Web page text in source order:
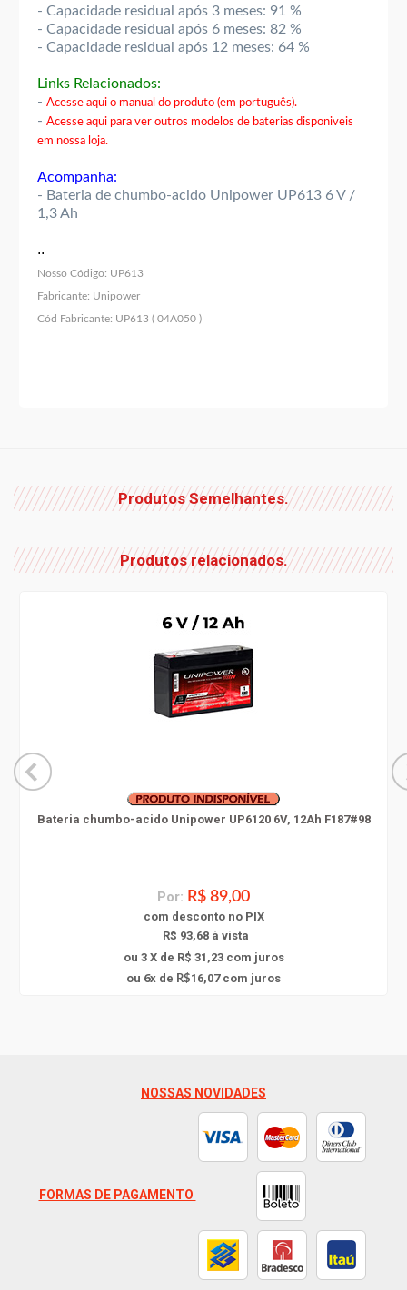
- Capacidade residual após 3 meses: 91 %
- Capacidade residual após 6 meses: 82 %
- Capacidade residual após 12 meses: 64 %
Links Relacionados:
- Acesse aqui o manual do produto (em português).
- Acesse aqui para ver outros modelos de baterias disponiveis
em nossa loja.
Acompanha:
- Bateria de chumbo-acido Unipower UP613 6 V /
1,3 Ah
..
Nosso Código: UP613
Fabricante: Unipower
Cód Fabricante: UP613 ( 04A050 )
Produtos Semelhantes.
Produtos relacionados.
Bateria chumbo-acido Unipower UP6120 6V, 12Ah F187#98
Por: R$ 89,00
com desconto no PIX
R$ 93,68 à vista
ou 3 X de R$ 31,23com juros
ou 6x de R$16,07com juros
NOSSAS NOVIDADES
FORMAS DE PAGAMENTO